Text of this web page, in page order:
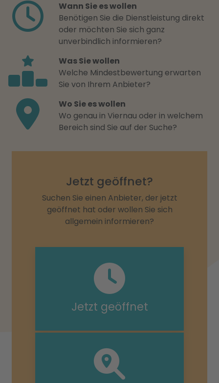
Wann Sie es wollen
Benötigen Sie die Dienstleistung direkt
oder möchten Sie sich ganz
unverbindlich informieren?
Was Sie wollen
Welche Mindestbewertung erwarten
Sie von Ihrem Anbieter?
Wo Sie es wollen
Wo genau in Viernau oder in welchem
Bereich sind Sie auf der Suche?
Jetzt geöffnet?
Suchen Sie einen Anbieter, der jetzt
geöffnet hat oder wollen Sie sich
allgemein informieren?
Jetzt geöffnet